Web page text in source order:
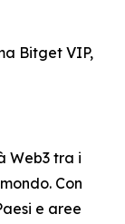
Bitget VIP,
Web3 tra i
Con
e aree